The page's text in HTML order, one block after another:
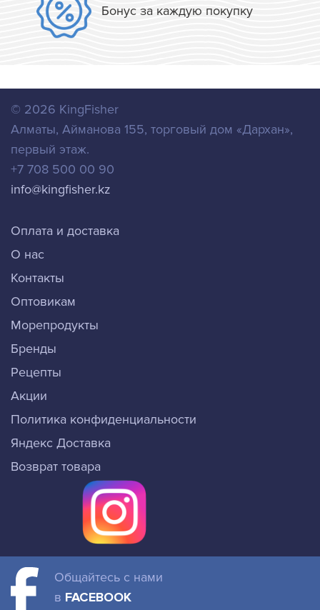
Бонус за каждую покупку
© 2026 KingFisher
Алматы, Айманова 155, торговый дом «Дархан»,
первый этаж.
+7 708 500 00 90
info@kingfisher.kz
Оплата и доставка
О нас
Контакты
Оптовикам
Морепродукты
Бренды
Рецепты
Акции
Политика конфиденциальности
Яндекс Доставка
Возврат товара
Общайтесь с нами
в FACEBOOK